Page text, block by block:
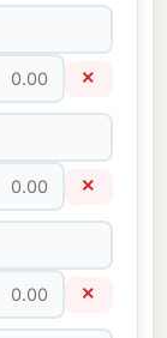
×
×
×